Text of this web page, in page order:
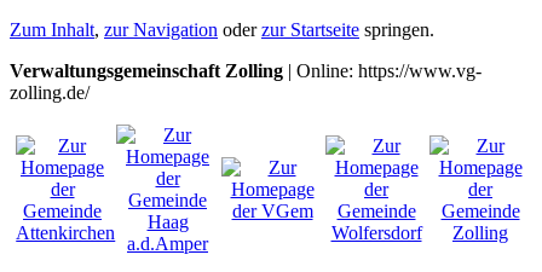
Zum Inhalt, zur Navigation oderzur Startseite springen.
Verwaltungsgemeinschaft Zolling | Online: https://www.vg-
zolling.de/